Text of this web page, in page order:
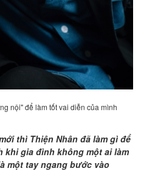
nội" để làm tốt vai diễn của mình
thì Thiện Nhân đã làm gì để
khi gia đình không một ai làm
một tay ngang bước vào